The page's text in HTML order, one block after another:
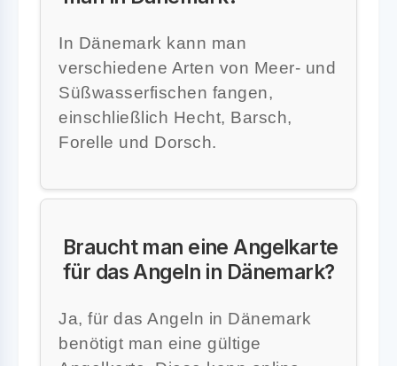
In Dänemark kann man
verschiedene Arten von Meer- und
Süßwasserfischen fangen,
einschließlich Hecht, Barsch,
Forelle und Dorsch.
Braucht man eine Angelkarte
für das Angeln in Dänemark?
Ja, für das Angeln in Dänemark
benötigt man eine gültige